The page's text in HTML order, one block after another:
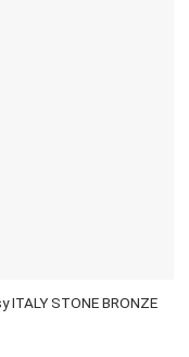
STONE BRONZE